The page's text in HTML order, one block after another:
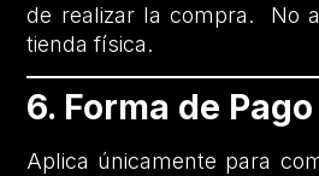
de realizar la compra. No
tienda física.
6. Forma de Pago
Aplica únicamente para